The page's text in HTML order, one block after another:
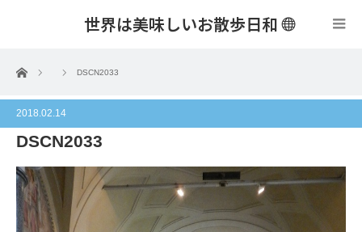
世界は美味しいお散歩日和
ホーム DSCN2033
2018.02.14
DSCN2033